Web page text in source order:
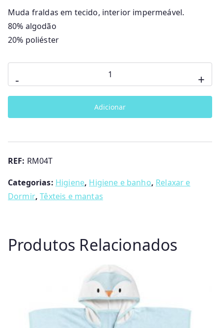
Muda fraldas em tecido, interior impermeável.
80% algodão
20% poliéster
-
de
Muda
+
Adicionar
REF: RM04T
Categorias: Higiene, Higiene e banho, Relaxar e
Dormir,Têxteis e mantas
Produtos Relacionados